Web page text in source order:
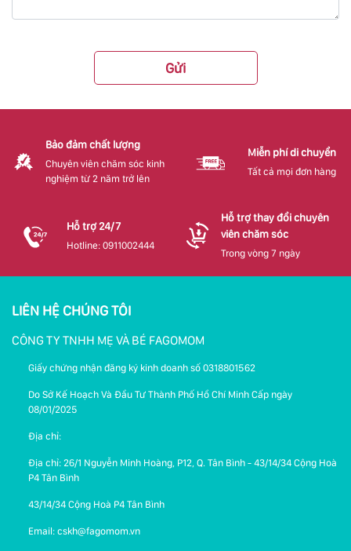
Gửi
Bảo đảm chất lượng
Chuyên viên chăm sóc kinh
nghiệm từ 2 năm trở lên
Miễn phí di chuyển
Tất cả mọi đơn hàng
Hỗ trợ 24/7
Hotline: 0911002444
Hỗ trợ thay đổi chuyên
viên chăm sóc
Trong vòng 7 ngày
LIÊN HỆ CHÚNG TÔI
CÔNG TY TNHH MẸ VÀ BÉ FAGOMOM
Giấy chứng nhận đăng ký kinh doanh số 0318801562
Do Sở Kế Hoạch Và Đầu Tư Thành Phố Hồ Chí Minh Cấp ngày
08/01/2025
Địa chỉ:
Địa chỉ: 26/1 Nguyễn Minh Hoàng, P12, Q. Tân Bình - 43/14/34 Cộng Hoà
P4 Tân Bình
43/14/34 Cộng Hoà P4 Tân Bình
Email: cskh@fagomom.vn